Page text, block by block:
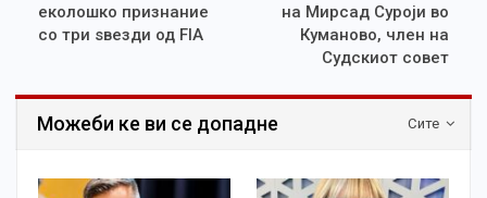
еколошко признание
со три ѕвезди од FIA
на Мирсад Суроји во
Куманово, член на
Судскиот совет
Сите
Можеби ке ви се допадне